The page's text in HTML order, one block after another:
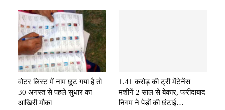
वोटर लिस्ट में नाम छूट गया है तो
30 अगस्त से पहले सुधार का
आखिरी मौका
1.41 करोड़ की ट्री मेंटेनेंस
मशीनें 2 साल से बेकार, फरीदाबाद
निगम ने पेड़ों की छंटाई…